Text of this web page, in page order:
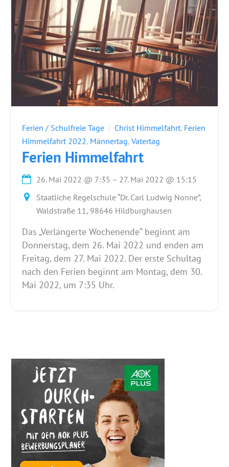
Ferien / Schulfreie Tage Christ Himmelfahrt, Ferien
Himmelfahrt 2022, Männertag, Vatertag
Ferien Himmelfahrt
26. Mai 2022 @ 7:35 – 27. Mai 2022 @ 15:15
Staatliche Regelschule “Dr. Carl Ludwig Nonne”,
Waldstraße 11, 98646 Hildburghausen
Das „Verlängerte Wochenende“ beginnt am
Donnerstag, dem 26. Mai 2022 und enden am
Freitag, dem 27. Mai 2022. Der erste Schultag
nach den Ferien beginnt am Montag, dem 30.
Mai 2022, um 7:35 Uhr.